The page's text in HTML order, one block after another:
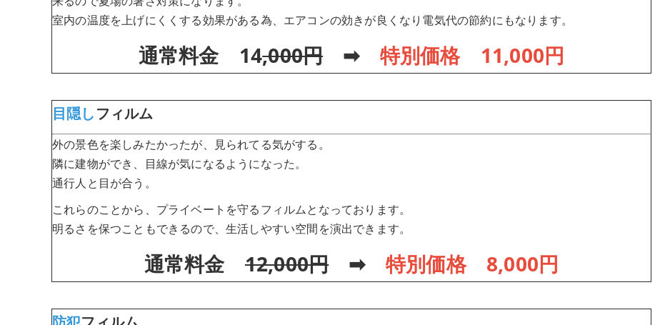
室内の温度を上げにくくする効果がある為、エアコンの効きが良くなり電気代の節約にもなります。
通常料金 14,000円➡ 特別価格 11,000円
目隠しフィルム
外の景色を楽しみたかったが、見られてる気がする。
隣に建物ができ、目線が気になるようになった。
通行人と目が合う。
これらのことから、プライベートを守るフィルムとなっております。
明るさを保つこともできるので、生活しやすい空間を演出できます。
通常料金 12,000円➡ 特別価格 8,000円